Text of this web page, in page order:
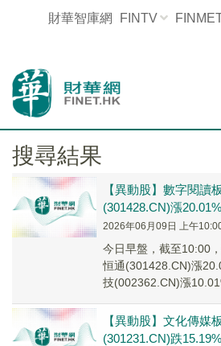
財華智庫網 FINTV
搜尋結果
【異動股】數字閱讀
(301428.CN)漲20.01%
2026年06月09日 上午
今日早盤，截至10:00
恒通(301428.CN)漲
技(002362.CN)漲
【異動股】文化傳媒
(301231.CN)跌15.19%